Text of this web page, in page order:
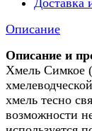
Описание
Описание и
Хмель Симкое
хмель тесно
возможности